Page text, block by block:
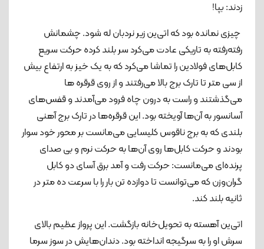
زدند: بپا!
چیزی نمانده بود که اتی‌ین زیر نردبان له شود. چشمانش
رفته‌رفته به تاریکی عادت می‌کرد سر بلند کرده حرکت سریع
کابل‌های فولادین را تماشا می‌کرد که به یک خیز به ارتفاع بیش
از سی متر تا تارک برج بالا می‌رفتند و از روی قرقره ها
می‌گذشتند و راست به درون چاه فرود می‌آمدند و قفس‌های
آسانسور به آن‌ها آویخته بود. این قرقره‌ها در تارک برج آهنی
بلندی که به برج ناقوس کلیسایی می‌مانست بر محور خود سوار
بودند و حرکت کابل‌ها روی آن‌ها به حرکت نرم و بی صدای
پرنده‌ای می‌مانست: حرکت رفت و آمد برق آسای دو کابل
گران‌وزن که می‌توانست تا دوازده تن بار را با سرعت ده متر در
ثانیه بلند کند.
اتی‌ین آهسته به تحویل‌خانه بازگشت. این پرواز عظیم بالای
سرش او را به سرگیجه انداخته بود. دندان‌هایش در سوز سرما